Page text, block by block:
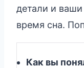
детали и
время сна.
Как вы